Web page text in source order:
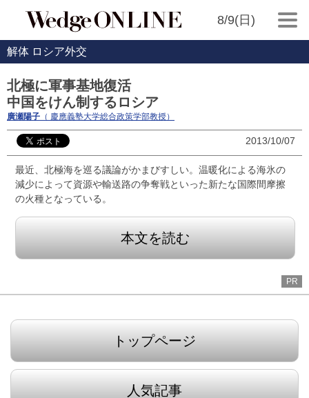
8/9(日)
解体 ロシア外交
北極に軍事基地復活
中国をけん制するロシア
廣瀬陽子 （ 慶應義塾大学総合政策学部教授）
2013/10/07
最近、北極海を巡る議論がかまびすしい。温暖化による海氷の
減少によって資源や輸送路の争奪戦といった新たな国際間摩擦
の火種となっている。
本文を読む
PR
トップページ
人気記事